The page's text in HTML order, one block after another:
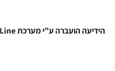
הידיעה הועברה ע”י מערכת PharmaLine